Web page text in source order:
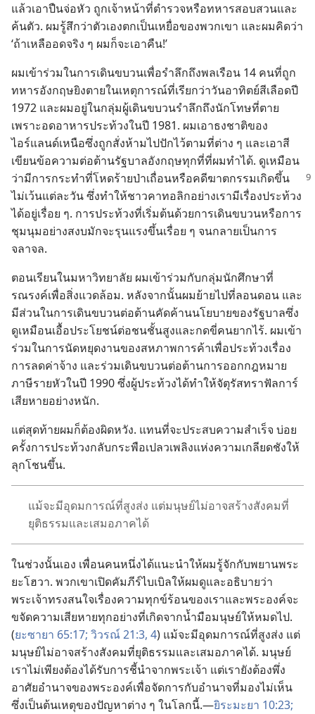
แล้ว​เอา​ปืน​จ่อ​หัว ถูก​เจ้าหน้าที่​ตำรวจ​หรือ​ทหาร​สอบสวน​และ​
ค้น​ตัว. ผม​รู้สึก​ว่า​ตัว​เอง​ตก​เป็น​เหยื่อ​ของ​พวก​เขา และ​ผม​คิด​ว่า
‘ถ้า​เหลือ​อด​จริง ๆ ผม​ก็​จะ​เอา​คืน!’
ผม​เข้า​ร่วม​ใน​การ​เดิน​ขบวน​เพื่อ​รำลึก​ถึง​พลเรือน 14 คน​ที่​ถูก​
ทหาร​อังกฤษ​ยิง​ตาย​ใน​เหตุ​การณ์​ที่​เรียก​ว่า​วัน​อาทิตย์​สี​เลือด​ปี
1972 และ​ผม​อยู่​ใน​กลุ่ม​ผู้​เดิน​ขบวน​รำลึก​ถึง​นัก​โทษ​ที่​ตาย​
เพราะ​อด​อาหาร​ประท้วง​ใน​ปี 1981. ผม​เอา​ธง​ชาติ​ของ​
ไอร์แลนด์​เหนือ​ซึ่ง​ถูก​สั่ง​ห้าม​ไป​ปัก​ไว้​ตาม​ที่​ต่าง ๆ และ​เอา​สี​
เขียน​ข้อ​ความ​ต่อ​ต้าน​รัฐบาล​อังกฤษ​ทุก​ที่​ที่​ผม​ทำ​ได้. ดู​เหมือน​
ว่า​มี​การ​กระทำ​ที่​โหด​ร้าย​ป่า​เถื่อน​หรือ​คดี​ฆาตกรรม​เกิด​ขึ้น​
ไม่​เว้น​แต่​ละ​วัน ซึ่ง​ทำ​ให้​ชาว​คาทอลิก​อย่าง​เรา​มี​เรื่อง​ประท้วง​
ได้​อยู่​เรื่อย ๆ. การ​ประท้วง​ที่​เริ่ม​ต้น​ด้วย​การ​เดิน​ขบวน​หรือ​การ​
ชุมนุม​อย่าง​สงบ​มัก​จะ​รุนแรง​ขึ้น​เรื่อย ๆ จน​กลาย​เป็น​การ​
จลาจล.
ตอน​เรียน​ใน​มหาวิทยาลัย ผม​เข้า​ร่วม​กับ​กลุ่ม​นัก​ศึกษา​ที่​
รณรงค์​เพื่อ​สิ่ง​แวด​ล้อม. หลัง​จาก​นั้น​ผม​ย้าย​ไป​ที่​ลอนดอน และ​
มี​ส่วน​ใน​การ​เดิน​ขบวน​ต่อ​ต้าน​คัดค้าน​นโยบาย​ของ​รัฐบาล​ซึ่ง​
ดู​เหมือน​เอื้อ​ประโยชน์​ต่อ​ชน​ชั้น​สูง​และ​กดขี่​คน​ยาก​ไร้. ผม​เข้า​
ร่วม​ใน​การ​นัด​หยุด​งาน​ของ​สหภาพ​การ​ค้า​เพื่อ​ประท้วง​เรื่อง​
การ​ลด​ค่า​จ้าง และ​ร่วม​เดิน​ขบวน​ต่อ​ต้าน​การ​ออก​กฎหมาย​
ภาษี​ราย​หัว​ใน​ปี 1990 ซึ่ง​ผู้​ประท้วง​ได้​ทำ​ให้​จัตุรัส​ทราฟัลการ์​
เสียหาย​อย่าง​หนัก.
แต่​สุด​ท้าย​ผม​ก็​ต้อง​ผิด​หวัง. แทน​ที่​จะ​ประสบ​ความ​สำเร็จ บ่อย​
ครั้ง​การ​ประท้วง​กลับ​กระพือ​เปลว​เพลิง​แห่ง​ความ​เกลียด​ชัง​ให้​
ลุก​โชน​ขึ้น.
แม้​จะ​มี​อุดมการณ์​ที่​สูง​ส่ง แต่​มนุษย์​ไม่​อาจ​สร้าง​สังคม​ที่​
ยุติธรรม​และ​เสมอ​ภาค​ได้
ใน​ช่วง​นั้น​เอง เพื่อน​คน​หนึ่ง​ได้​แนะ​นำ​ให้​ผม​รู้​จัก​กับ​พยาน​พระ​
ยะโฮวา. พวก​เขา​เปิด​คัมภีร์​ไบเบิล​ให้​ผม​ดู​และ​อธิบาย​ว่า​
พระเจ้า​ทรง​สนใจ​เรื่อง​ความ​ทุกข์​ร้อน​ของ​เรา​และ​พระองค์​จะ​
ขจัด​ความ​เสียหาย​ทุก​อย่าง​ที่​เกิด​จาก​น้ำ​มือ​มนุษย์​ให้​หมด​ไป.
(ยะซายา 65:17; วิวรณ์ 21:3, 4) แม้​จะ​มี​อุดมการณ์​ที่​สูง​ส่ง แต่​
มนุษย์​ไม่​อาจ​สร้าง​สังคม​ที่​ยุติธรรม​และ​เสมอ​ภาค​ได้. มนุษย์​
เรา​ไม่​เพียง​ต้อง​ได้​รับ​การ​ชี้​นำ​จาก​พระเจ้า แต่​เรา​ยัง​ต้อง​พึ่ง​
อาศัย​อำนาจ​ของ​พระองค์​เพื่อ​จัด​การ​กับ​อำนาจ​ที่​มอง​ไม่​เห็น​
ซึ่ง​เป็น​ต้น​เหตุ​ของ​ปัญหา​ต่าง ๆ ใน​โลก​นี้.—ยิระมะยา 10:23;